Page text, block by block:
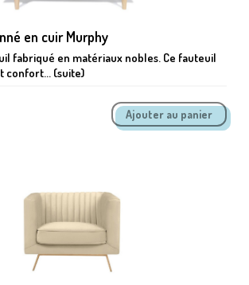
en cuir Murphy
fabriqué en matériaux nobles. Ce fauteuil
confort... (suite)